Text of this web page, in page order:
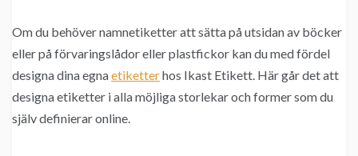
Om du behöver namnetiketter att sätta på utsidan av böcker
eller på förvaringslådor eller plastfickor kan du med fördel
designa dina egnaetiketterhos Ikast Etikett. Här går det att
designa etiketter i alla möjliga storlekar och former som du
själv definierar online.